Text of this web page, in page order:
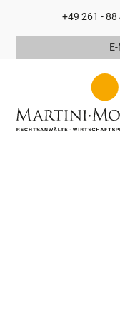
+49 261 - 88
Hauptnavigation